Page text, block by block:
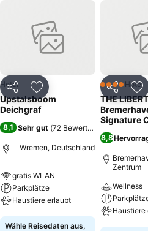
Teilen Zu Favoriten hinzufügen
Hotel
Upstalsboom
Deichgraf
8,1 Sehr gut (72 Bewertungen)
Wremen, Deutschland
gratis WLAN
Parkplätze
Haustiere erlaubt
Preise sehen
Wähle Reisedaten aus,
Teilen
4 SterneHotel
THE
Signature
8,8
Zentrum
Wellness
Haustiere